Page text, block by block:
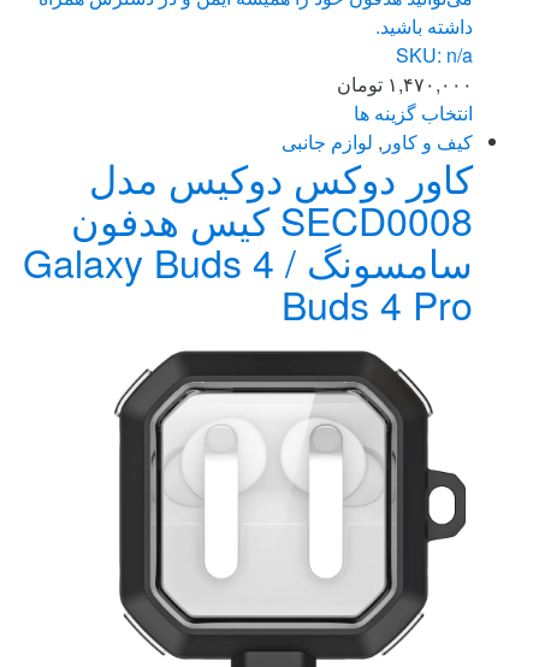
داشته باشید.
SKU: n/a
۱,۴۷۰,۰۰۰ تومان
انتخاب گزینه ها
این
محصول
دارای
انواع
مختلفی
می
باشد.
ممکن
صفحه
محصول
انتخاب
کیف و کاور , لوازم جانبی
کاور دوکس دوکیس مدل
SECD0008 کیس هدفون
سامسونگ Galaxy Buds 4 /
Buds 4 Pro